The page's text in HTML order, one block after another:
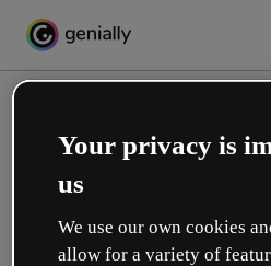
Your privacy is
us
We use our own cookies
allow for a variety of